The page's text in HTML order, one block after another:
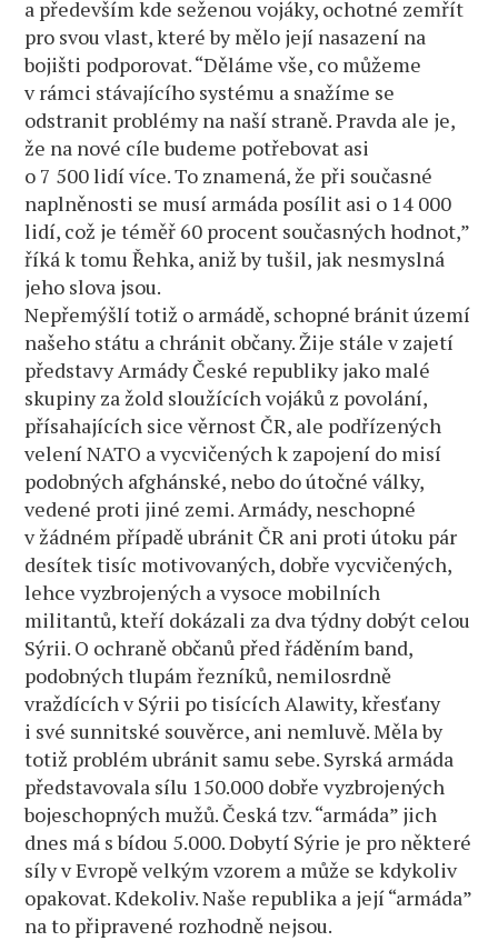
a především kde seženou vojáky, ochotné zemřít
pro svou vlast, které by mělo její nasazení na
bojišti podporovat. “Děláme vše, co můžeme
v rámci stávajícího systému a snažíme se
odstranit problémy na naší straně. Pravda ale je,
že na nové cíle budeme potřebovat asi
o 7 500 lidí více. To znamená, že při současné
naplněnosti se musí armáda posílit asi o 14 000
lidí, což je téměř 60 procent současných hodnot,”
říká k tomu Řehka, aniž by tušil, jak nesmyslná
jeho slova jsou.
Nepřemýšlí totiž o armádě, schopné bránit území
našeho státu a chránit občany. Žije stále v zajetí
představy Armády České republiky jako malé
skupiny za žold sloužících vojáků z povolání,
přísahajících sice věrnost ČR, ale podřízených
velení NATO a vycvičených k zapojení do misí
podobných afghánské, nebo do útočné války,
vedené proti jiné zemi. Armády, neschopné
v žádném případě ubránit ČR ani proti útoku pár
desítek tisíc motivovaných, dobře vycvičených,
lehce vyzbrojených a vysoce mobilních
militantů, kteří dokázali za dva týdny dobýt celou
Sýrii. O ochraně občanů před řáděním band,
podobných tlupám řezníků, nemilosrdně
vraždících v Sýrii po tisících Alawity, křesťany
i své sunnitské souvěrce, ani nemluvě. Měla by
totiž problém ubránit samu sebe. Syrská armáda
představovala sílu 150.000 dobře vyzbrojených
bojeschopných mužů. Česká tzv. “armáda” jich
dnes má s bídou 5.000. Dobytí Sýrie je pro některé
síly v Evropě velkým vzorem a může se kdykoliv
opakovat. Kdekoliv. Naše republika a její “armáda”
na to připravené rozhodně nejsou.